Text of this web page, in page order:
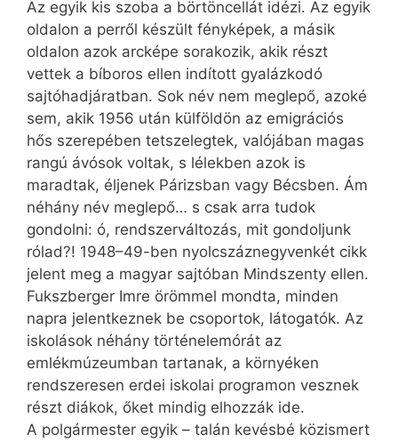
Az egyik kis szoba a börtöncellát idézi. Az egyik
oldalon a perről készült fényképek, a másik
oldalon azok arcképe sorakozik, akik részt
vettek a bíboros ellen indított gyalázkodó
sajtóhadjáratban. Sok név nem meglepő, azoké
sem, akik 1956 után külföldön az emigrációs
hős szerepében tetszelegtek, valójában magas
rangú ávósok voltak, s lélekben azok is
maradtak, éljenek Párizsban vagy Bécsben. Ám
néhány név meglepő… s csak arra tudok
gondolni: ó, rendszerváltozás, mit gondoljunk
rólad?! 1948–49-ben nyolcszáznegyvenkét cikk
jelent meg a magyar sajtóban Mindszenty ellen.
Fukszberger Imre örömmel mondta, minden
napra jelentkeznek be csoportok, látogatók. Az
iskolások néhány történelemórát az
emlékmúzeumban tartanak, a környéken
rendszeresen erdei iskolai programon vesznek
részt diákok, őket mindig elhozzák ide.
A polgármester egyik – talán kevésbé közismert